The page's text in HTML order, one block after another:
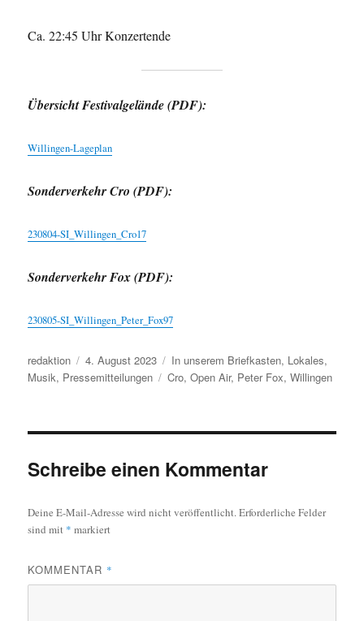
Ca. 22:45 Uhr Konzertende
Übersicht Festivalgelände (PDF):
Willingen-Lageplan
Sonderverkehr Cro (PDF):
230804-SI_Willingen_Cro17
Sonderverkehr Fox (PDF):
230805-SI_Willingen_Peter_Fox97
Autor
redaktion
Veröffentlicht
am
4. August 2023 Kategorien
In unserem Briefkasten, Lokales,
Musik, Pressemitteilungen Schlagwörter
Cro,Open Air, Peter Fox,Willingen
Schreibe einen Kommentar
Deine E-Mail-Adresse wird nicht veröffentlicht.Erforderliche Felder
sind mit * markiert
KOMMENTAR *